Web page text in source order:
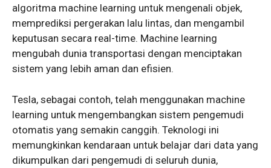
algoritma machine learning untuk mengenali objek,
memprediksi pergerakan lalu lintas, dan mengambil
keputusan secara real-time. Machine learning
mengubah dunia transportasi dengan menciptakan
sistem yang lebih aman dan efisien.
Tesla, sebagai contoh, telah menggunakan machine
learning untuk mengembangkan sistem pengemudi
otomatis yang semakin canggih. Teknologi ini
memungkinkan kendaraan untuk belajar dari data yang
dikumpulkan dari pengemudi di seluruh dunia,